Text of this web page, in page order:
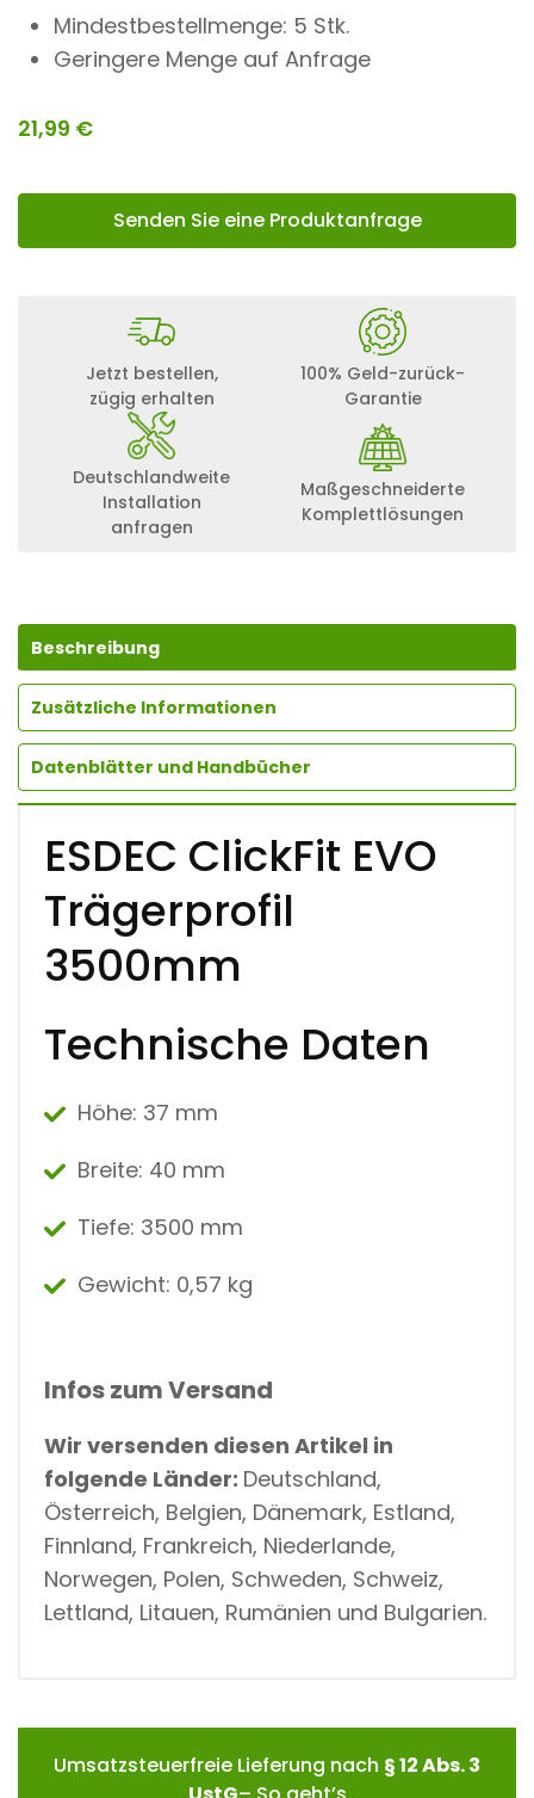
Mindestbestellmenge: 5 Stk.
Geringere Menge auf Anfrage
21,99 €
Senden Sie eine Produktanfrage
Jetzt bestellen,
zügig erhalten
100% Geld-zurück-
Garantie
Deutschlandweite
Installation
anfragen
Maßgeschneiderte
Komplettlösungen
Beschreibung
Zusätzliche Informationen
Datenblätter und Handbücher
ESDEC ClickFit EVO
Trägerprofil
3500mm
Technische Daten
Höhe: 37 mm
Breite: 40 mm
Tiefe: 3500 mm
Gewicht: 0,57 kg
Infos zum Versand
Wir versenden diesen Artikel in
folgende Länder: Deutschland,
Österreich, Belgien, Dänemark, Estland,
Finnland, Frankreich, Niederlande,
Norwegen, Polen, Schweden, Schweiz,
Lettland, Litauen, Rumänien und Bulgarien.
Umsatzsteuerfreie Lieferung nach § 12 Abs. 3